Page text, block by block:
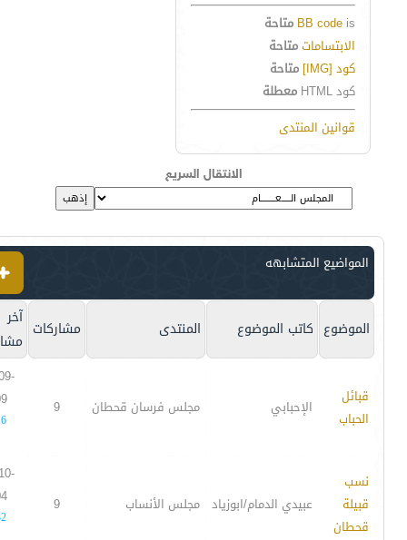
BB code is
متاحة
الابتساماتمتاحة
كود [IMG]
متاحة
كود HTML
معطلة
قوانين المنتدى
الانتقال السريع
المواضيع المتشابهه
الموضوع كاتب الموضوع المنتدى مشاركات آخر
قبائل
الحباب
الإحبابي مجلس فرسان قحطان 9
نسب
قبيلة
قحطان
عبيدي الدمام/ابوزياد مجلس الأنساب 9